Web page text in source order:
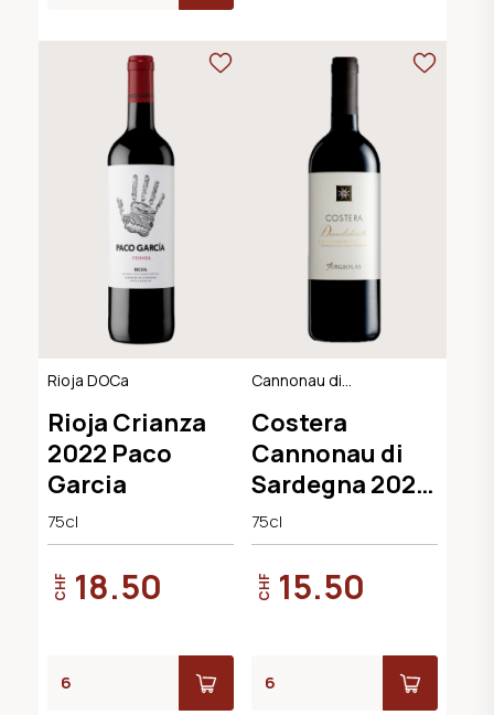
Rioja DOCa
Rioja Crianza
2022 Paco
Garcia
75cl
CHF 18.50
Cannonau di
Costera
Cannonau di
Sardegna 2022
Cantina
Argiolas
75cl
CHF 15.50